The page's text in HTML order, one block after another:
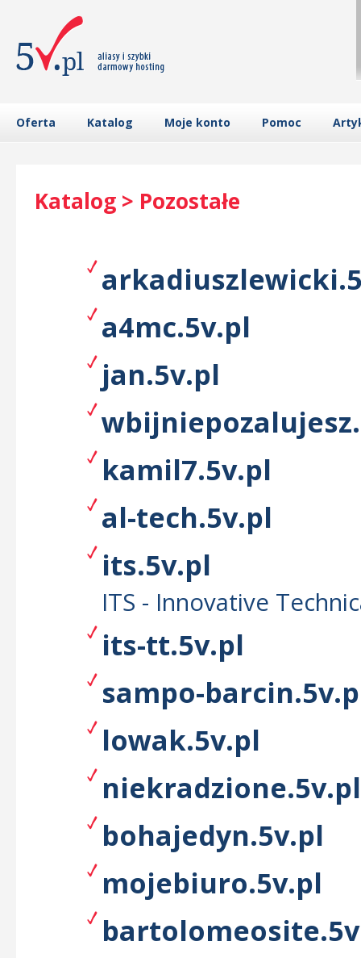
Oferta Katalog Moje konto Pomoc
Katalog > Pozostałe
a4mc.5v.pl
jan.5v.pl
kamil7.5v.pl
al-tech.5v.pl
its.5v.pl
ITS - Innovative
its-tt.5v.pl
sampo-
lowak.5v.pl
niekradzione.5v.pl
bohajedyn.5v.pl
mojebiuro.5v.pl